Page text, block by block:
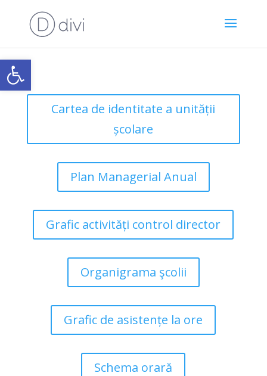
Open toolbar
Cartea de identitate a unității
școlare
Plan Managerial Anual
Grafic activități control director
Organigrama şcolii
Grafic de asistențe la ore
Schema orară